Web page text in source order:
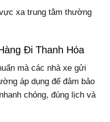
xa trung tâm thường
Đi Thanh Hóa
mà các nhà xe gửi
áp dụng để đảm bảo
chóng, đúng lịch và